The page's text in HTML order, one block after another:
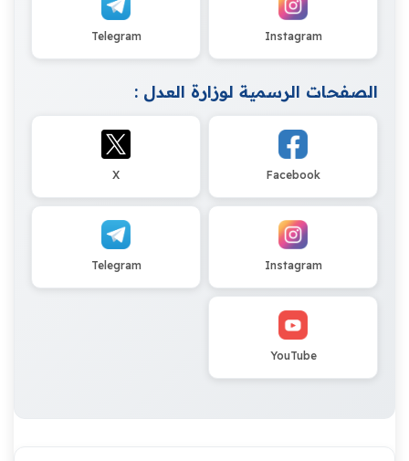
Instagram
Telegram
الصفحات الرسمية لوزارة العدل :
Facebook
X
Instagram
Telegram
YouTube